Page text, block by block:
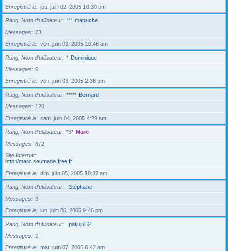
Enregistré le
jeu. juin 02, 2005 10:30 pm
Rang, Nom d’utilisateur *** mapuche
Messages
23
Enregistré le
ven. juin 03, 2005 10:46 am
Rang, Nom d’utilisateur * Dominique
Messages
6
Enregistré le
ven. juin 03, 2005 2:38 pm
Rang, Nom d’utilisateur ***** Bernard
Messages
120
Enregistré le
sam. juin 04, 2005 4:29 am
Rang, Nom d’utilisateur *3* Marc
Messages
672
Site Internet
http://marc.saumade.free.fr
Enregistré le
dim. juin 05, 2005 10:32 am
Rang, Nom d’utilisateur
Stéphane
Messages
3
Enregistré le
lun. juin 06, 2005 9:46 pm
Rang, Nom d’utilisateur
patjuju62
Messages
2
Enregistré le
mar. juin 07, 2005 6:42 am